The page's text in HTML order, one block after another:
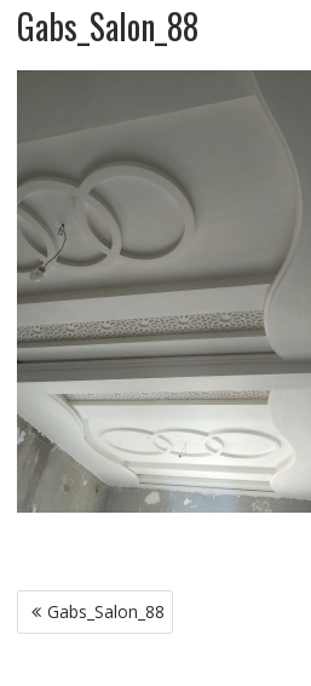
Gabs_Salon_88
Navigation
de
Gabs_Salon_88